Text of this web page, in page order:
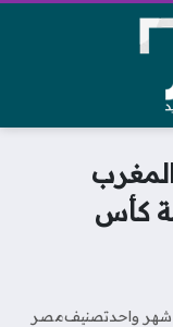
كأس
واحدتصنيفمصر